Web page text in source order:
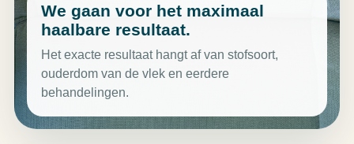
We gaan voor het maximaal
haalbare resultaat.
Het exacte resultaat hangt af van stofsoort,
ouderdom van de vlek en eerdere
behandelingen.